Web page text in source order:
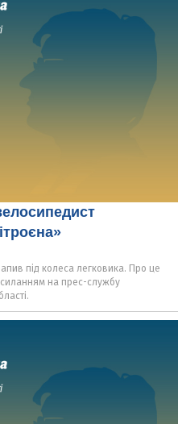
під колеса легковика. Про це
на прес-службу